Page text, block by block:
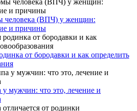
человека (ВПЧ) у женщин:
и причины
от бородавки и как определить
мужчин: что это, лечение и